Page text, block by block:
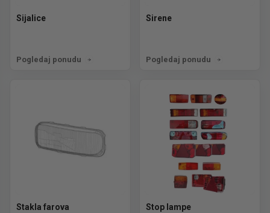
Sijalice
Pogledaj ponudu
Sirene
Pogledaj ponudu
Stakla farova Stop lampe